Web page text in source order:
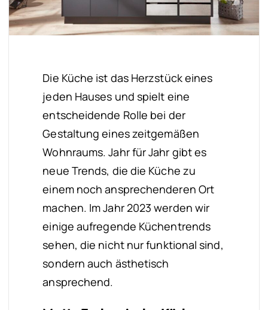
Die Küche ist das Herzstück eines
jeden Hauses und spielt eine
entscheidende Rolle bei der
Gestaltung eines zeitgemäßen
Wohnraums. Jahr für Jahr gibt es
neue Trends, die die Küche zu
einem noch ansprechenderen Ort
machen. Im Jahr 2023 werden wir
einige aufregende Küchentrends
sehen, die nicht nur funktional sind,
sondern auch ästhetisch
ansprechend.